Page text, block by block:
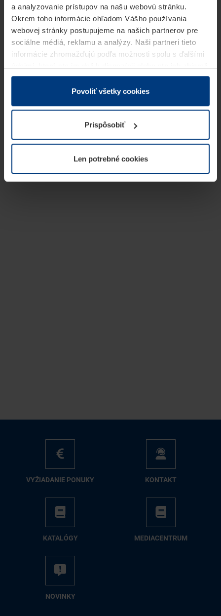
a analyzovanie prístupov na našu webovú stránku.
Okrem toho informácie ohľadom Vášho používania
webovej stránky postupujeme na našich partnerov pre
sociálne médiá, reklamu a analýzy. Naši partneri tieto
informácie zhromažďujú podľa možnosti spolu s ďalšími
v rámci Vášho využívania služieb.
Z právneho hľadiska môžeme cookies ukladať na Vašom
prevádzku tejto stránky. Pre všetky ostatné typy cookie
potrebujeme Vaše povolenie. Vaše povolenie môžete
kedykoľvek zmeniť alebo odvolať vo vysvetlení cookie
našej webovej stránky.
Povoliť všetky cookies
Prispôsobiť
Len potrebné cookies
VY­ŽIA­DA­NIE PO­NU­KY KON­TAKT
KA­TA­LÓ­GY ME­DIA­CEN­TRUM
NO­VIN­KY